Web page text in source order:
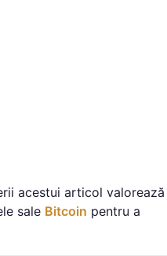
acestui articol valorează
sale Bitcoin pentru a